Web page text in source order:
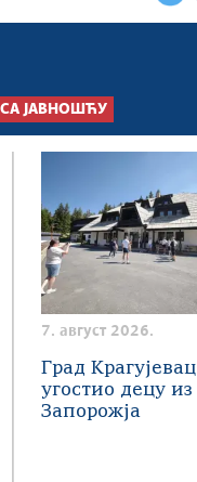
ЈАВНОШЋУ
7. август 2026.
Град Крагујевац
угостио децу из
Запорожја